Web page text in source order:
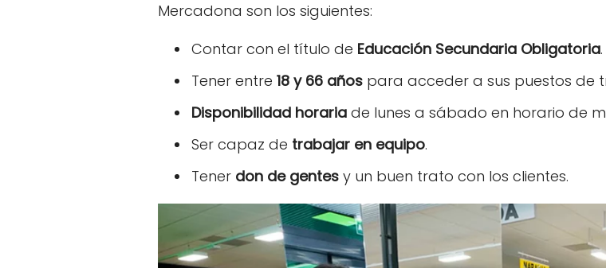
Mercadona son los siguientes:
Contar con el título de Educación Secundaria Obligatoria.
Tener entre 18 y 66 años para acceder a sus puestos de
Disponibilidad horaria de lunes a sábado en horario de
Ser capaz de trabajar en equipo.
Tener don de gentes y un buen trato con los clientes.